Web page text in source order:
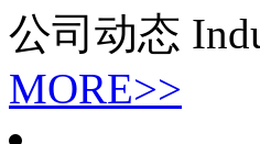
公司动态
MORE>>